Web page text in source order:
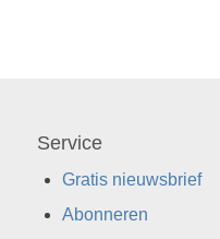
Service
Gratis nieuwsbrief
Abonneren